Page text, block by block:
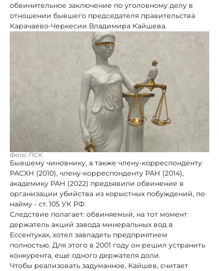
обвинительное заключение по уголовному делу в
отношении бывшего председателя правительства
Карачаево-Черкесии Владимира Кайшева.
Фото: ПСК
Бывшему чиновнику, а также члену-корреспонденту
РАСХН (2010), члену-корреспонденту РАН (2014),
академику РАН (2022) предъявили обвинение в
организации убийства из корыстных побуждений, по
найму - ст. 105 УК РФ.
Следствие полагает: обвиняемый, на тот момент
держатель акций завода минеральных вод в
Ессентуках, хотел завладеть предприятием
полностью. Для этого в 2001 году он решил устранить
конкурента, еще одного держателя доли.
Чтобы реализовать задуманное, Кайшев, считает